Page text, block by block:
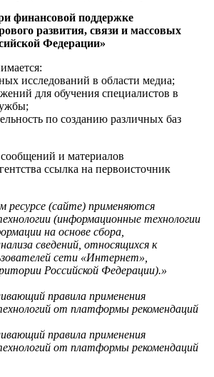
финансовой поддержке
развития, связи и массовых
Федерации»
исследований в области медиа;
для обучения специалистов в
по созданию различных баз
и материалов
ссылка на первоисточник
ресурсе (сайте) применяются
(информационные технологии
на основе сбора,
сведений, относящихся к
сети «Интернет»,
Российской Федерации).»
правила применения
от платформы рекомендаций
правила применения
от платформы рекомендаций